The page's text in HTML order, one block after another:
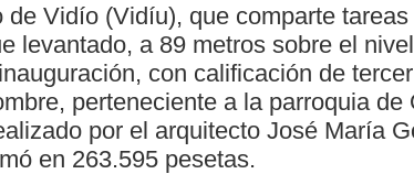
Vidío (Vidíu), que comparte
levantado, a 89 metros sobre el
con calificación de
perteneciente a la parroquia de
por el arquitecto José María
en 263.595 pesetas.